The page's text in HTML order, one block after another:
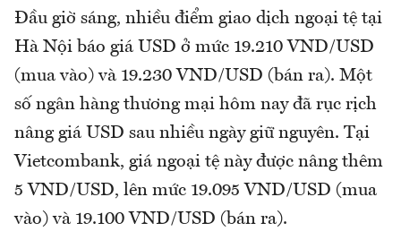
Đầu giờ sáng, nhiều điểm giao dịch ngoại tệ tại
Hà Nội báo giá USD ở mức 19.210 VND/USD
(mua vào) và 19.230 VND/USD (bán ra). Một
số ngân hàng thương mại hôm nay đã rục rịch
nâng giá USD sau nhiều ngày giữ nguyên. Tại
Vietcombank, giá ngoại tệ này được nâng thêm
5 VND/USD, lên mức 19.095 VND/USD (mua
vào) và 19.100 VND/USD (bán ra).